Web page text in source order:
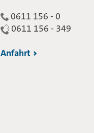
0611 156 - 0
0611 156 - 349
Anfahrt